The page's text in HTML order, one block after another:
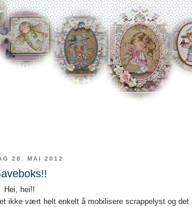
28. MAI 2012
Hei, hei!!
ikke vært helt enkelt å mobilisere scrappelyst og det